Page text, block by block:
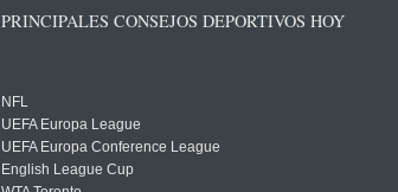
PRINCIPALES CONSEJOS DEPORTIVOS HOY
NFL
UEFA Europa League
UEFA Europa Conference League
English League Cup